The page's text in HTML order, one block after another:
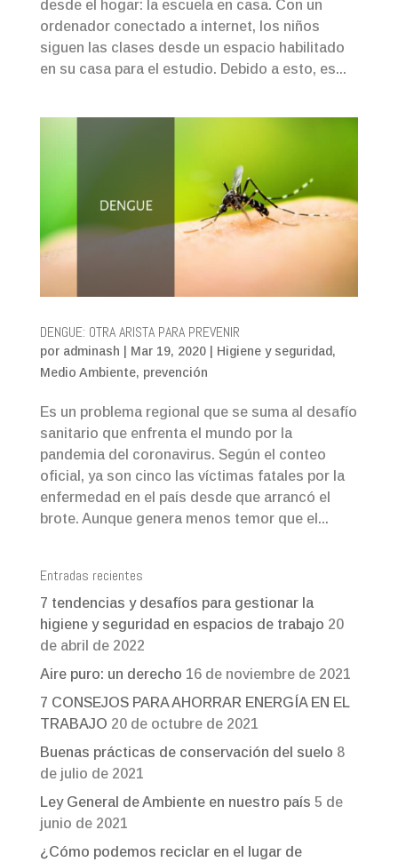
desde el hogar: la escuela en casa. Con un
ordenador conectado a internet, los niños
siguen las clases desde un espacio habilitado
en su casa para el estudio. Debido a esto, es...
DENGUE: OTRA ARISTA PARA PREVENIR
por adminash Mar 19, 2020| Higiene y seguridad,
Medio Ambiente, prevención
Es un problema regional que se suma al desafío
sanitario que enfrenta el mundo por la
pandemia del coronavirus. Según el conteo
oficial, ya son cinco las víctimas fatales por la
enfermedad en el país desde que arrancó el
brote. Aunque genera menos temor que el...
Entradas recientes
7 tendencias y desafíos para gestionar la
higiene y seguridad en espacios de trabajo 20
de abril de 2022
Aire puro: un derecho 16 de noviembre de 2021
7 CONSEJOS PARA AHORRAR ENERGÍA EN EL
TRABAJO 20 de octubre de 2021
Buenas prácticas de conservación del suelo 8
de julio de 2021
Ley General de Ambiente en nuestro país 5 de
junio de 2021
¿Cómo podemos reciclar en el lugar de